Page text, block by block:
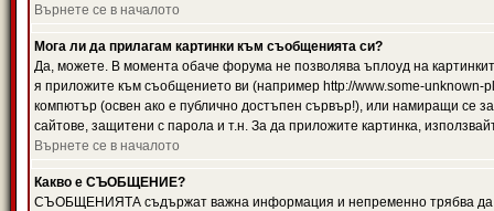
Върнете се в началото
Мога ли да прилагам картинки към съобщенията си?
Да, можете. В момента обаче форума не позволява ъплоуд на
я приложите към съобщението ви (например http://www.some-
компютър (освен ако е публично достъпен сървър!), или намиращи се
сайтове, защитени с парола и т.н. За да приложите картинка,
Върнете се в началото
Какво е СЪОБЩЕНИЕ?
СЪОБЩЕНИЯТА съдържат важна информация и непременно трябва да